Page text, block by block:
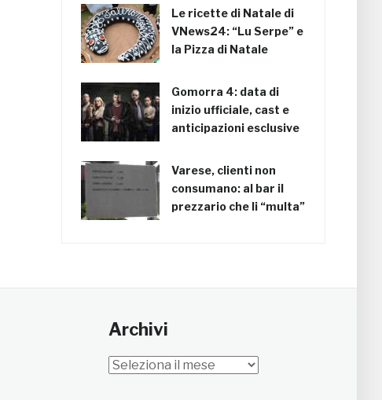
Le ricette di Natale di
VNews24: “Lu Serpe” e
la Pizza di Natale
Gomorra 4: data di
inizio ufficiale, cast e
anticipazioni esclusive
Varese, clienti non
consumano: al bar il
prezzario che li “multa”
Archivi
Archivi